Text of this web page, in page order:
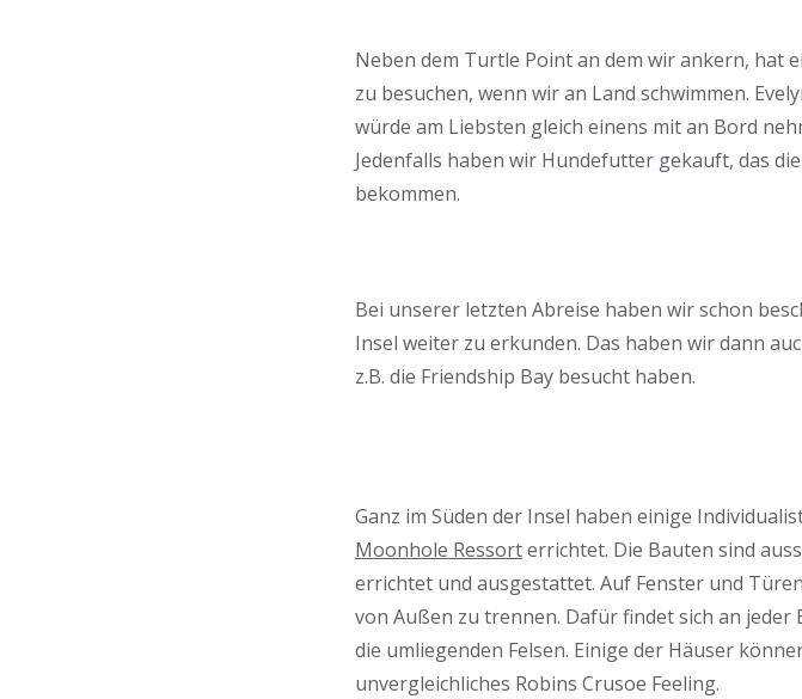
Neben dem Turtle Point an dem wir ankern, hat
zu besuchen, wenn wir an Land schwimmen.
würde am Liebsten gleich einens mit an Bord
Jedenfalls haben wir Hundefutter gekauft, das
bekommen.
Bei unserer letzten Abreise haben wir schon
Insel weiter zu erkunden. Das haben wir dann
z.B. die Friendship Bay besucht haben.
Ganz im Süden der Insel haben einige
Moonhole Ressorterrichtet. Die Bauten sind
errichtet und ausgestattet. Auf Fenster und
von Außen zu trennen. Dafür findet sich an
die umliegenden Felsen. Einige der Häuser
unvergleichliches Robins Crusoe Feeling.